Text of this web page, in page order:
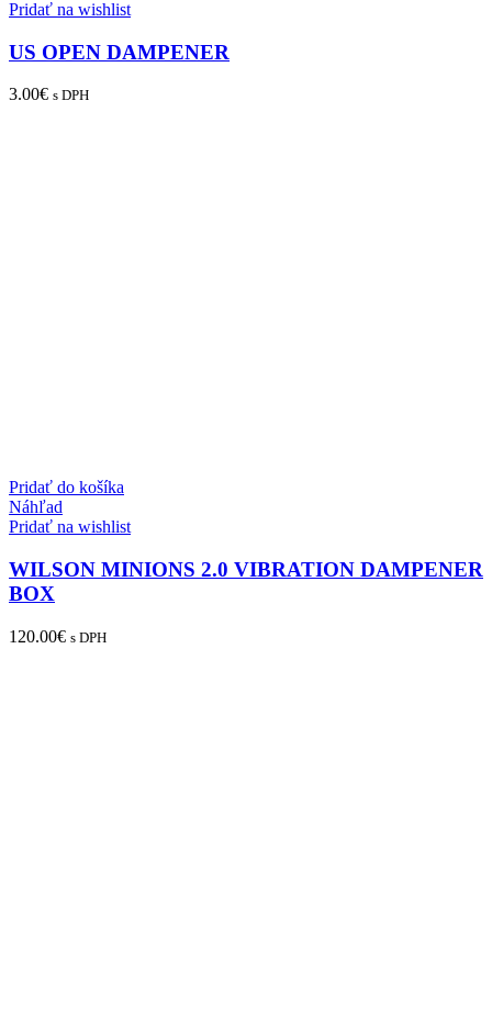
Pridať na wishlist
US OPEN DAMPENER
3.00€ s DPH
Pridať do košíka
Náhľad
Pridať na wishlist
WILSON MINIONS 2.0 VIBRATION DAMPENER
BOX
120.00€ s DPH